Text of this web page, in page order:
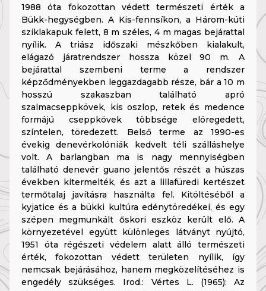
1988 óta fokozottan védett természeti érték a
Bükk-hegységben. A Kis-fennsíkon, a Három-kúti
sziklakapuk felett, 8 m széles, 4 m magas bejárattal
nyílik. A triász időszaki mészkőben kialakult,
elágazó járatrendszer hossza közel 90 m. A
bejárattal szembeni terme a rendszer
képződményekben leggazdagabb része, bár a 10 m
hosszú szakaszban található apró
szalmacseppkövek, kis oszlop, retek és medence
formájú cseppkövek többsége elöregedett,
színtelen, töredezett. Belső terme az 1990-es
évekig denevérkolóniák kedvelt téli szálláshelye
volt. A barlangban ma is nagy mennyiségben
található denevér guano jelentős részét a húszas
években kitermelték, és azt a lillafüredi kertészet
termőtalaj javításra használta fel. Kitöltéséből a
kyjatice és a bükki kultúra edénytöredékei, és egy
szépen megmunkált őskori eszköz került elő. A
környezetével együtt különleges látványt nyújtó,
1951 óta régészeti védelem alatt álló természeti
érték, fokozottan védett területen nyílik, így
nemcsak bejárásához, hanem megközelítéséhez is
engedély szükséges. Irod.: Vértes L. (1965): Az